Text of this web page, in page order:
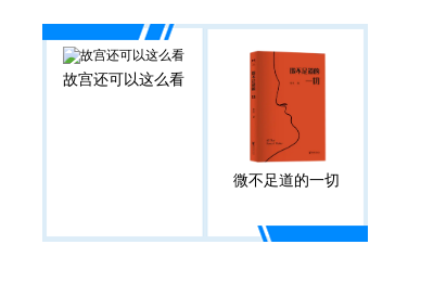
故宫还可以这么看
微不足道的一切